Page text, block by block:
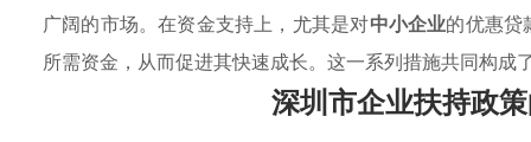
广阔的市场。在资金支持上，尤其是对中小企业的优惠贷
所需资金，从而促进其快速成长。这一系列措施共同构成
深圳市企业扶持政